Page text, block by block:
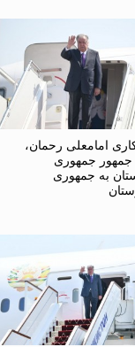
امامعلی رحمان،
جمهوری
به جمهوری